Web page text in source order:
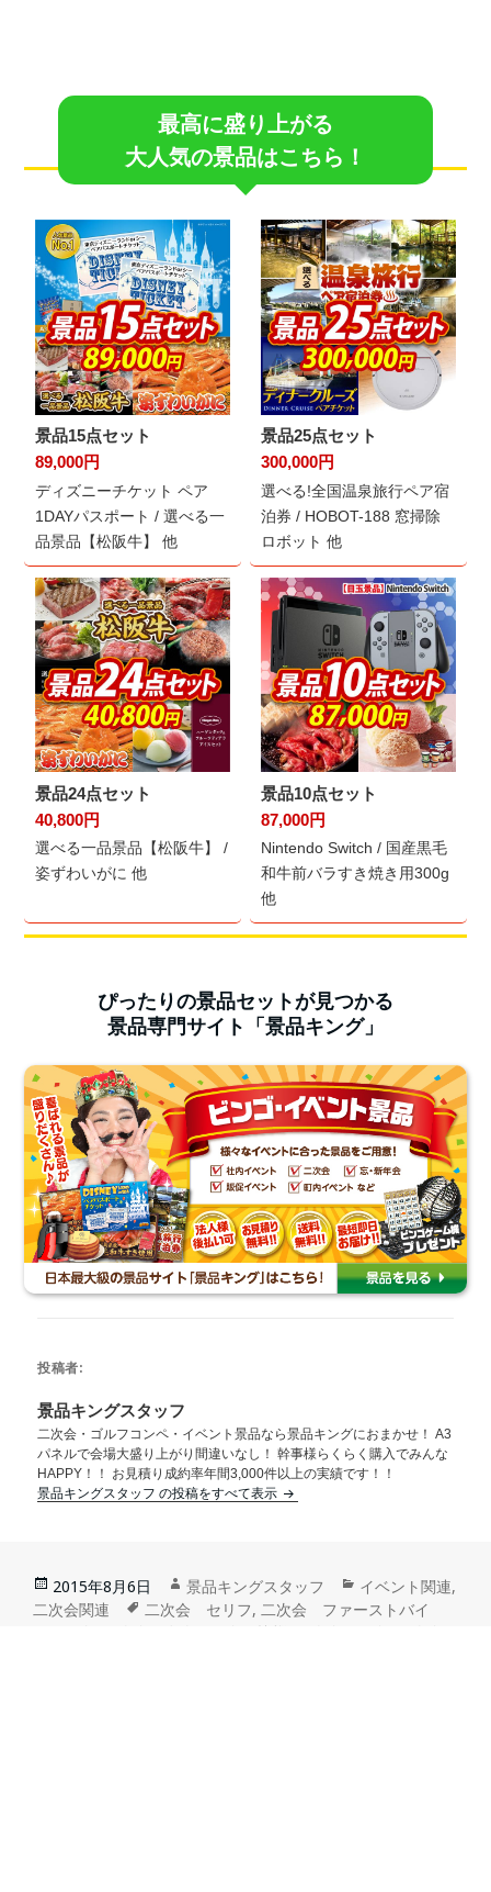
最高に盛り上がる
大人気の景品はこちら！
景品15点セット
89,000円
ディズニーチケット ペア
1DAYパスポート / 選べる一
品景品【松阪牛】 他
景品25点セット
300,000円
選べる!全国温泉旅行ペア宿
泊券 / HOBOT-188 窓掃除
ロボット 他
景品24点セット
40,800円
選べる一品景品【松阪牛】 /
姿ずわいがに 他
景品10点セット
87,000円
Nintendo Switch / 国産黒毛
和牛前バラすき焼き用300g
他
ぴったりの景品セットが見つかる
景品専門サイト「景品キング」
投稿者:
景品キングスタッフ
二次会・ゴルフコンペ・イベント景品なら景品キングにおまかせ！ A3
パネルで会場大盛り上がり間違いなし！ 幹事様らくらく購入でみんな
HAPPY！！ お見積り成約率年間3,000件以上の実績です！！
景品キングスタッフ の投稿をすべて表示
2015年8月6日 景品キングスタッフ イベント関連,
二次会関連
二次会 セリフ, 二次会 ファーストバイ
二次会 友人 司会 挨拶